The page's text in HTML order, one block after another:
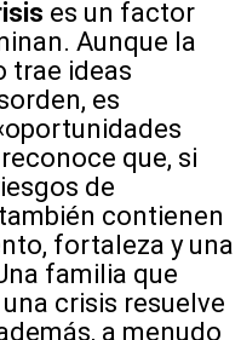
es un factor
Aunque la
trae ideas
es
que, si
de
contienen
fortaleza y una
familia que
crisis resuelve
a menudo